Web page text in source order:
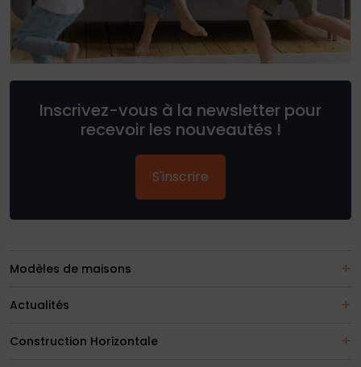
Inscrivez-vous à la newsletter pour
recevoir les nouveautés !
S'inscrire
Modèles de maisons
Actualités
Construction Horizontale